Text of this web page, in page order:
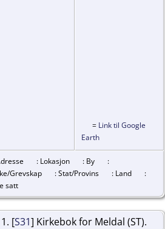
= Link til Google
Earth
: Lokasjon : By
:
Grevskap
: Stat/Provins : Land
:
satt
[S31] Kirkebok for Meldal (ST).